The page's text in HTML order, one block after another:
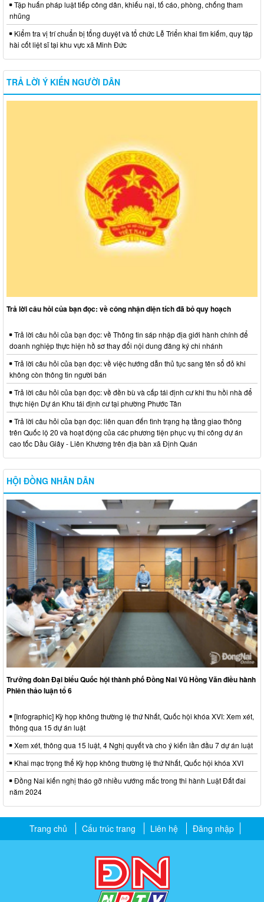
Tập huấn pháp luật tiếp công dân, khiếu nại, tố cáo, phòng, chống tham
nhũng
Kiểm tra vị trí chuẩn bị tổng duyệt và tổ chức Lễ Triển khai tìm kiếm, quy tập
hài cốt liệt sĩ tại khu vực xã Minh Đức
TRẢ LỜI Ý KIẾN NGƯỜI DÂN
Trả lời câu hỏi của bạn đọc: về công nhận diện tích đã bỏ quy hoạch
Trả lời câu hỏi của bạn đọc: về Thông tin sáp nhập địa giới hành chính để
doanh nghiệp thực hiện hồ sơ thay đổi nội dung đăng ký chi nhánh
Trả lời câu hỏi của bạn đọc: về việc hướng dẫn thủ tục sang tên sổ đỏ khi
không còn thông tin người bán
Trả lời câu hỏi của bạn đọc: về đền bù và cấp tái định cư khi thu hồi nhà để
thực hiện Dự án Khu tái định cư tại phường Phước Tân
Trả lời câu hỏi của bạn đọc: liên quan đến tình trạng hạ tầng giao thông
trên Quốc lộ 20 và hoạt động của các phương tiện phục vụ thi công dự án
cao tốc Dầu Giây - Liên Khương trên địa bàn xã Định Quán
HỘI ĐỒNG NHÂN DÂN
Trưởng đoàn Đại biểu Quốc hội thành phố Đồng Nai Vũ Hồng Văn điều hành
Phiên thảo luận tổ 6
[Infographic] Kỳ họp không thường lệ thứ Nhất, Quốc hội khóa XVI: Xem xét,
thông qua 15 dự án luật
Xem xét, thông qua 15 luật, 4 Nghị quyết và cho ý kiến lần đầu 7 dự án luật
Khai mạc trọng thể Kỳ họp không thường lệ thứ Nhất, Quốc hội khóa XVI
Đồng Nai kiến nghị tháo gỡ nhiều vướng mắc trong thi hành Luật Đất đai
năm 2024
Trang chủ Cấu trúc trang Liên hệ Đăng nhập